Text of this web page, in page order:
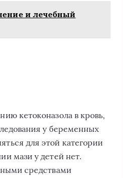
и лечебный
кетоконазола в кровь,
у беременных
для этой категории
мази у детей нет.
средствами